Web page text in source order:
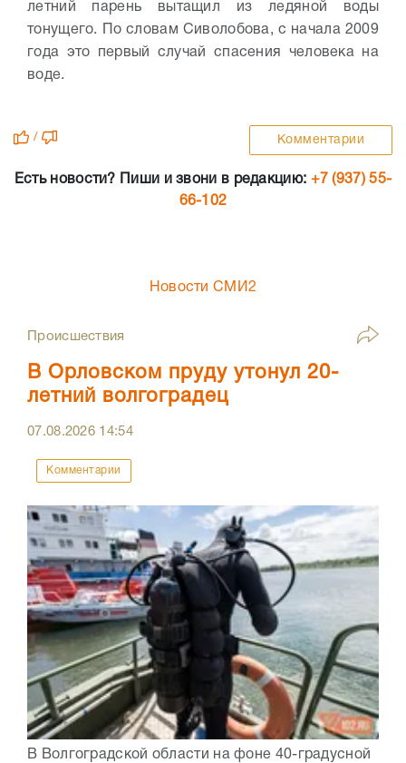
летний парень вытащил из ледяной воды
тонущего.
По словам Сиволобова, с начала 2009
года это первый случай спасения человека на
воде.
/ Комментарии
Есть новости? Пиши и звони в редакцию: +7 (937) 55-
66-102
Новости СМИ2
Происшествия
В Орловском пруду утонул 20-
летний волгоградец
07.08.2026 14:54
Комментарии
В Волгоградской области на фоне 40-градусной